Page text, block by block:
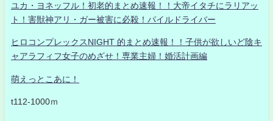
ユカ・ヨネッフル！初老的まとめ速報！！大帝イタチにラリアッ
ト！害獣神アリ・ガー被害に必殺！パイルドライバー
ヒロコンプレックスNIGHT 的まとめ速報！！子供が欲しいど陰キ
ャアラフィフ女子のめざせ！専業主婦！婚活計画編
萌えっとこあに！
t112-1000ｍ